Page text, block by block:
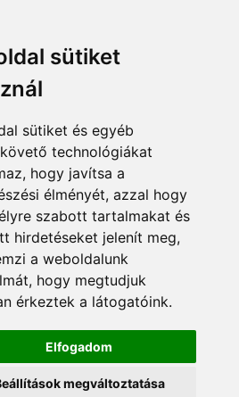
sütiket
sütiket és egyéb
technológiákat
hogy javítsa a
élményét, azzal hogy
szabott tartalmakat és
hirdetéseket jelenít meg,
a weboldalunk
hogy megtudjuk
érkeztek a látogatóink.
Elfogadom
megváltoztatása
következő összeg felett: 80 EUR
és visszaküldés
belül bármikor visszaküldheti vagy
ot
ültetünk egy fát! Bővebben
Hozzáadás a kosárhoz